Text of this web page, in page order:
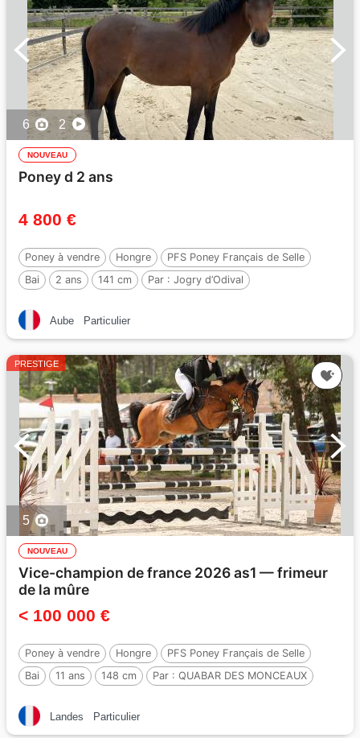
6 2
NOUVEAU
Poney d 2 ans
4 800 €
Poney à vendre Hongre
PFS Poney Français de Selle
Bai
2 ans 141 cm Par : Jogry d’Odival
Aube Particulier
PRESTIGE
5
NOUVEAU
Vice-champion de france 2026 as1 — frimeur
de la mûre
< 100 000 €
Poney à vendre Hongre
PFS Poney Français de Selle
Bai
11 ans 148 cm Par : QUABAR DES MONCEAUX
Landes Particulier